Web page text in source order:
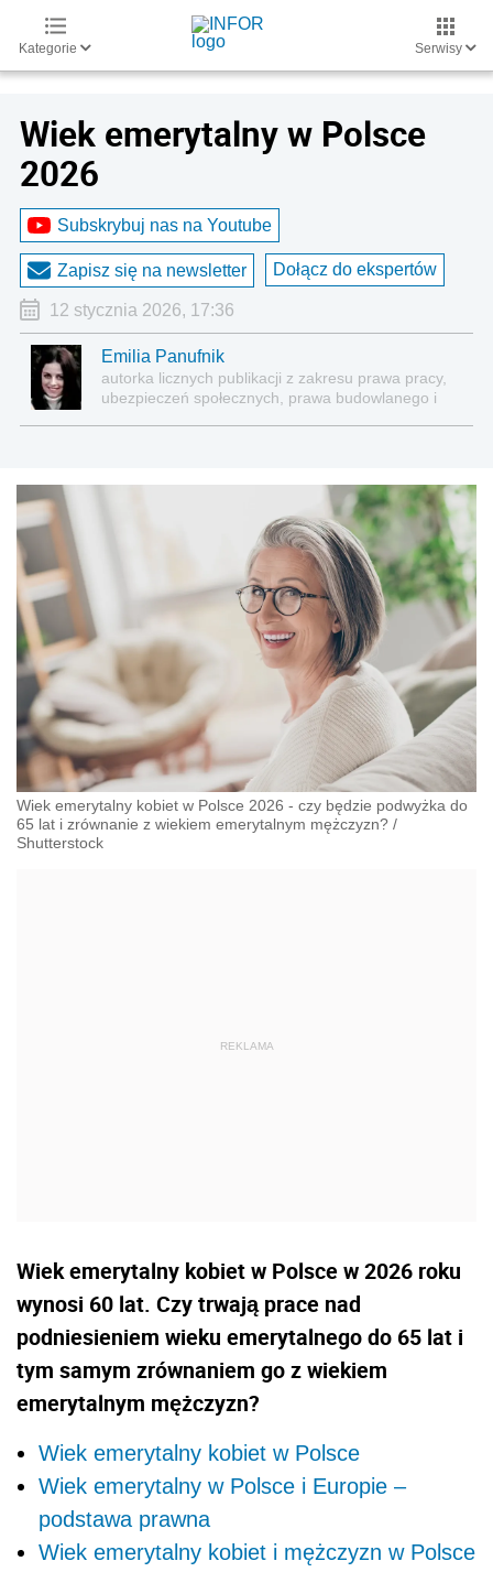
Kategorie Serwisy
Wiek emerytalny w Polsce
2026
Subskrybuj nas na Youtube
Zapisz się na newsletter Dołącz do ekspertów
12 stycznia 2026, 17:36
Emilia Panufnik
autorka licznych publikacji z zakresu prawa pracy,
ubezpieczeń społecznych, prawa budowlanego i
Wiek emerytalny kobiet w Polsce 2026 - czy będzie podwyżka do
65 lat i zrównanie z wiekiem emerytalnym mężczyzn? /
Shutterstock
Wiek emerytalny kobiet w Polsce w 2026 roku
wynosi 60 lat. Czy trwają prace nad
podniesieniem wieku emerytalnego do 65 lat i
tym samym zrównaniem go z wiekiem
emerytalnym mężczyzn?
Wiek emerytalny kobiet w Polsce
Wiek emerytalny w Polsce i Europie –
podstawa prawna
Wiek emerytalny kobiet i mężczyzn w Polsce